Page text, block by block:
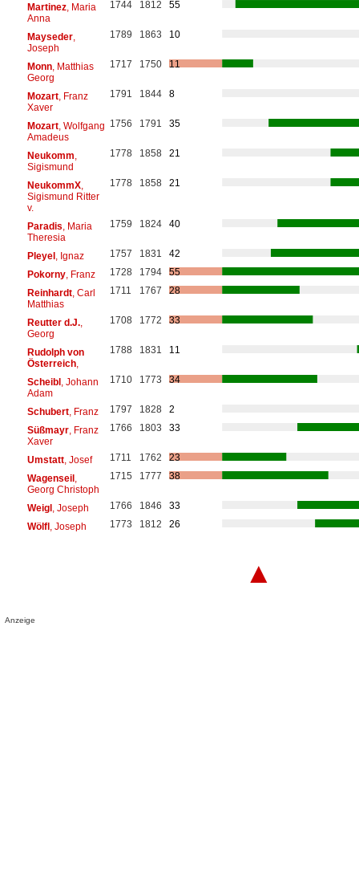
Martinez, Maria
Anna
1744 1812 55
Mayseder,
Joseph
1789 1863 10
Monn, Matthias
Georg
1717 1750 11
Mozart, Franz
Xaver
1791 1844 8
Mozart, Wolfgang
Amadeus
1756 1791 35
Neukomm
Sigismund
1778 1858 21
NeukommX,
Sigismund Ritter
v.
1778 1858 21
Paradis , Maria
Theresia
1759 1824 40
Pleyel, Ignaz 1757 1831
42
Pokorny, Franz 1728 1794
55
Reinhardt, Carl
Matthias
1711 1767 28
Reutter d.J.,
Georg
1708 1772 33
Rudolph von
Österreich,
1788 1831 11
Scheibl, Johann
Adam
1710 1773 34
Schubert, Franz 1797 1828
2
Süßmayr, Franz
Xaver
1766 1803 33
Umstatt, Josef 1711 1762
23
Wagenseil,
Georg Christoph
1715 1777 38
Weigl, Joseph 1766 1846
33
Wölfl, Joseph 1773 1812 26
▲
Anzeige